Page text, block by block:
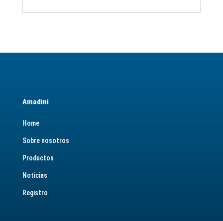
Amadini
Home
Sobre nosotros
Productos
Noticias
Registro